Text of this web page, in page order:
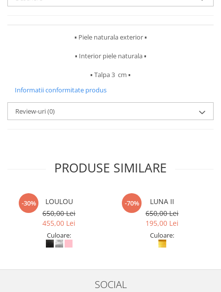
▪︎ Piele naturala exterior ▪︎
▪︎ Interior piele naturala ▪︎
▪︎ Talpa 3 cm ▪︎
Informatii conformitate produs
Review-uri(0)
PRODUSE SIMILARE
-30%
LOULOU
650,00 Lei
455,00 Lei
Culoare:
-70%
LUNA II
650,00 Lei
195,00 Lei
Culoare:
SOCIAL